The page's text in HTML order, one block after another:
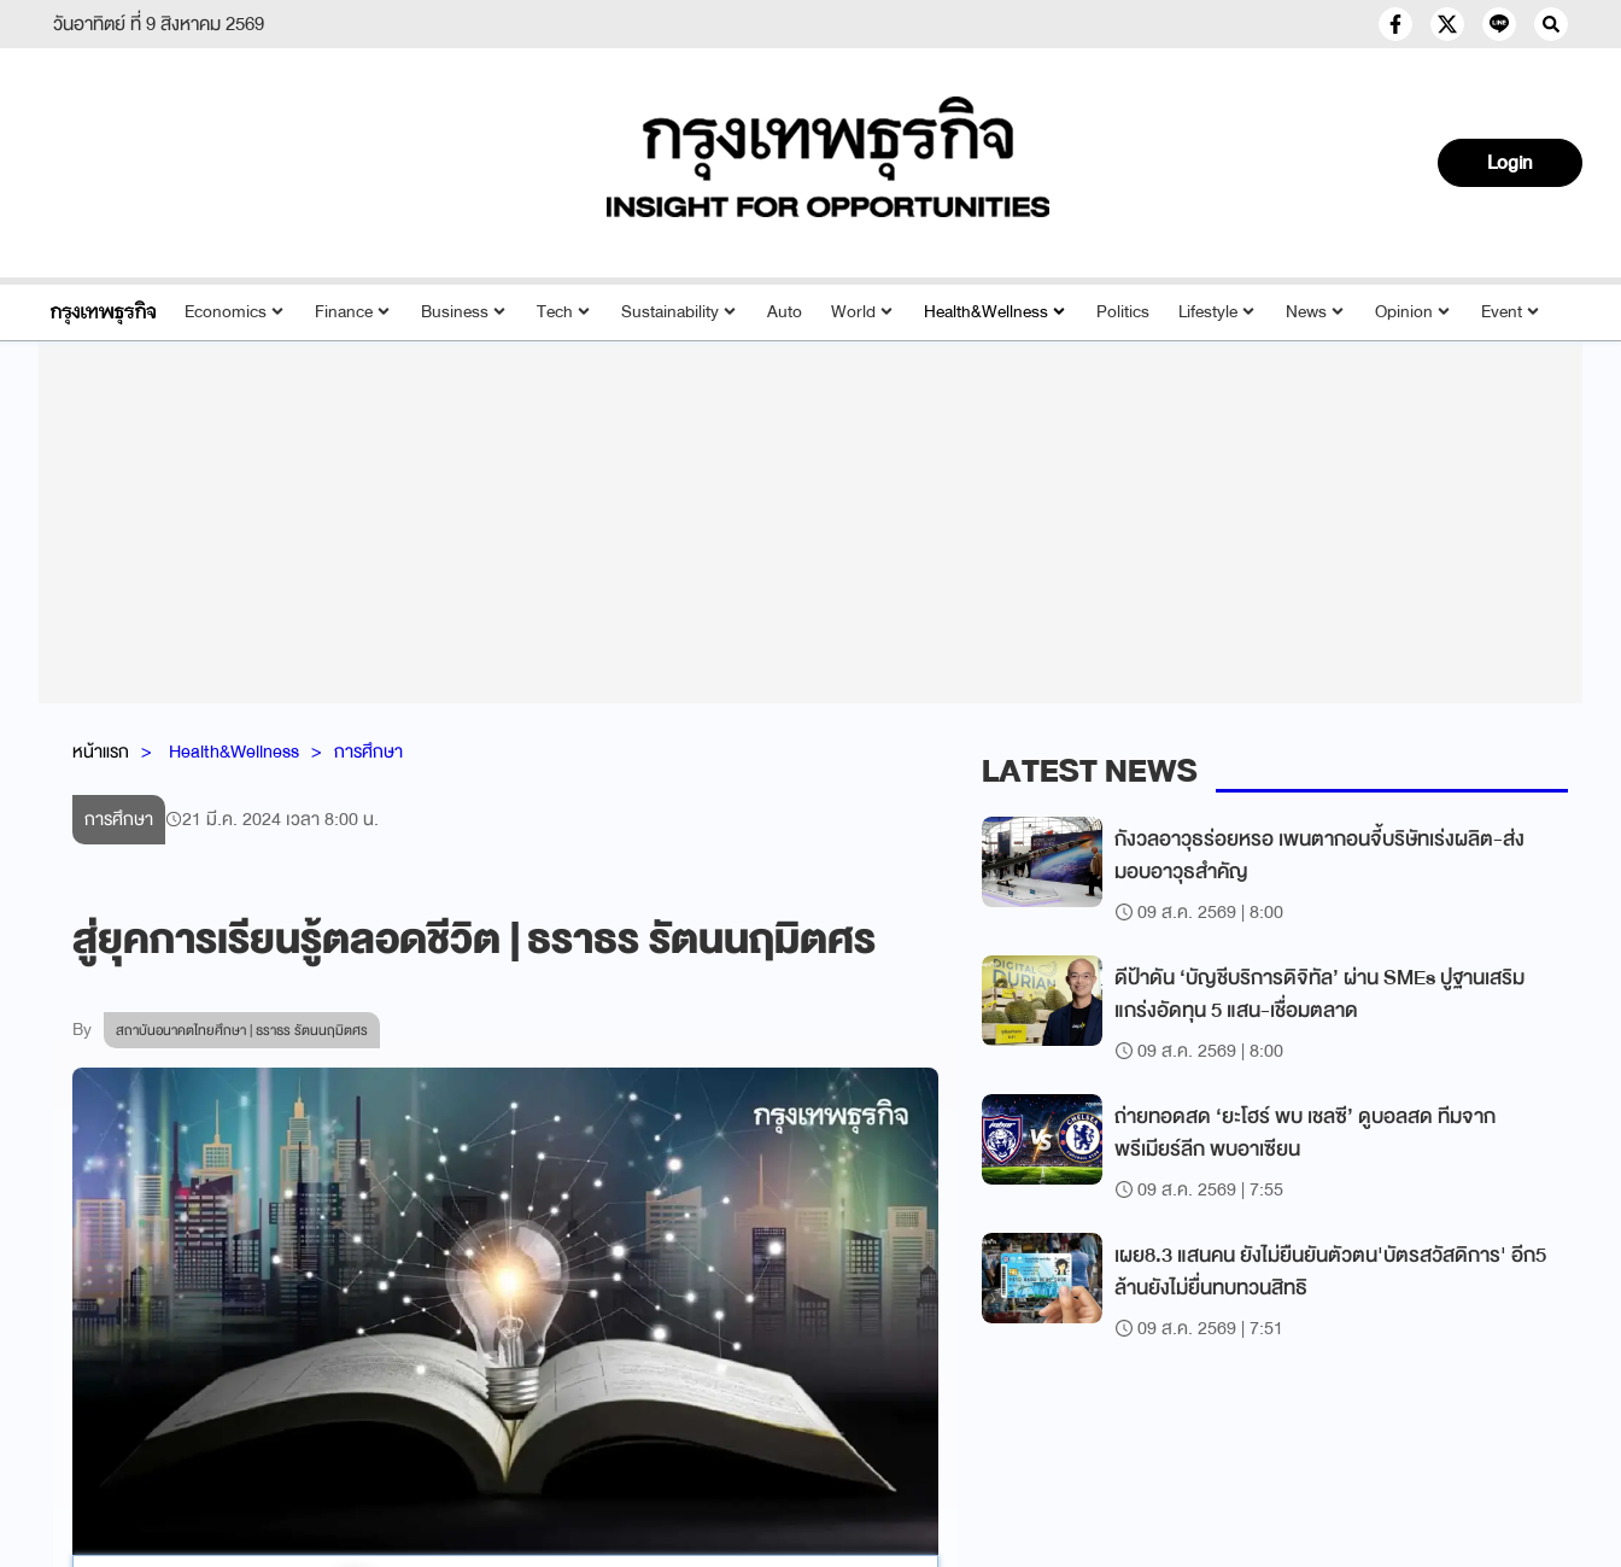
วันอาทิตย์ ที่ 9 สิงหาคม 2569
Login
Economics Finance Business Tech Sustainability Auto World Health&Wellness Politics Lifestyle News Opinion Event
หน้าแรก Health&Wellness การศึกษา
การศึกษา 21 มี.ค. 2024 เวลา 8:00 น.
สู่ยุคการเรียนรู้ตลอดชีวิต | ธราธร รัตนนฤมิตศร
By สถาบันอนาคตไทยศึกษา | ธราธร รัตนนฤมิตศร
LATEST NEWS
กังวลอาวุธร่อยหรอ เพนตากอนจี้บริษัทเร่งผลิต-ส่ง
มอบอาวุธสำคัญ
09 ส.ค. 2569 | 8:00
ดีป้าดัน ‘บัญชีบริการดิจิทัล’ ผ่าน SMEs ปูฐานเสริม
แกร่งอัดทุน 5 แสน-เชื่อมตลาด
09 ส.ค. 2569 | 8:00
ถ่ายทอดสด ‘ยะโฮร์ พบ เชลซี’ ดูบอลสด ทีมจาก
พรีเมียร์ลีก พบอาเซียน
09 ส.ค. 2569 | 7:55
เผย8.3 แสนคน ยังไม่ยืนยันตัวตน'บัตรสวัสดิการ' อีก5
ล้านยังไม่ยื่นทบทวนสิทธิ
09 ส.ค. 2569 | 7:51